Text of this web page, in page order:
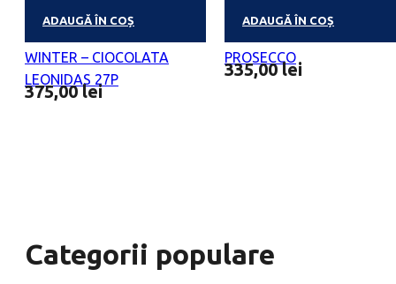
ADAUGĂ ÎN COȘ
WINTER – CIOCOLATA
LEONIDAS 27P
375,00lei
ADAUGĂ ÎN COȘ
PROSECCO
335,00lei
Categorii populare